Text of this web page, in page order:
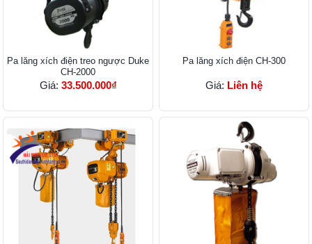
Pa lăng xích điện treo ngược Duke
CH-2000
Giá: 33.500.000₫
Pa lăng xích điện CH-300
Giá: Liên hệ